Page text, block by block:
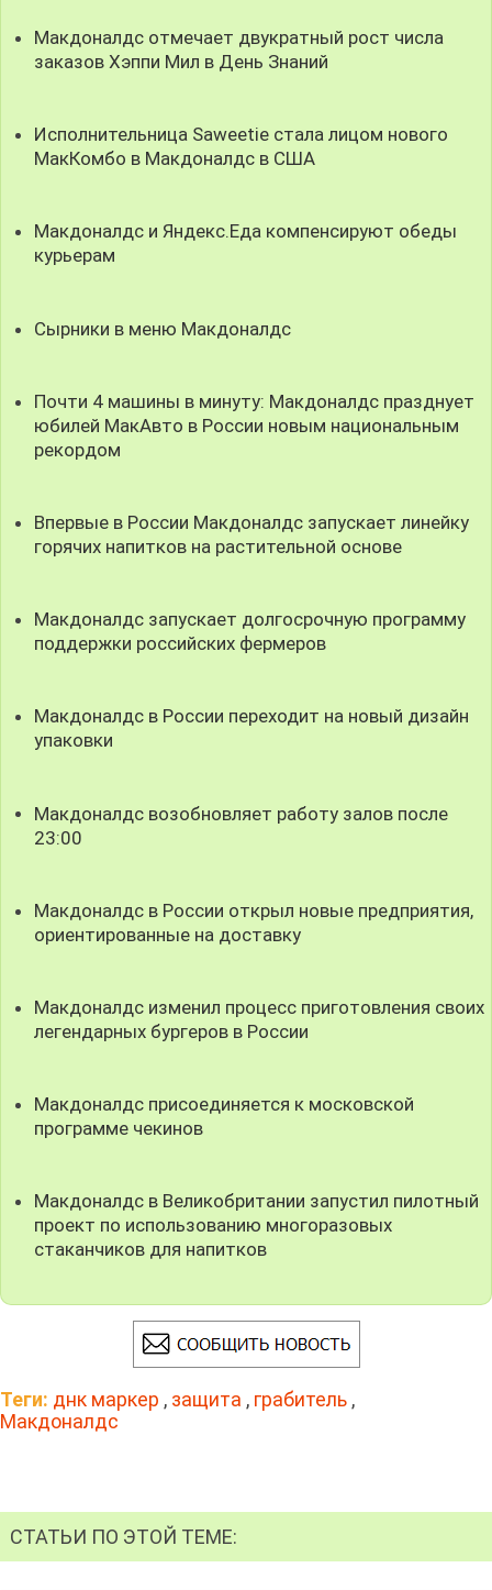
Макдоналдс отмечает двукратный рост числа
заказов Хэппи Мил в День Знаний
Исполнительница Saweetie стала лицом нового
МакКомбо в Макдоналдс в США
Макдоналдс и Яндекс.Еда компенсируют обеды
курьерам
Сырники в меню Макдоналдс
Почти 4 машины в минуту: Макдоналдс празднует
юбилей МакАвто в России новым национальным
рекордом
Впервые в России Макдоналдс запускает линейку
горячих напитков на растительной основе
Макдоналдс запускает долгосрочную программу
поддержки российских фермеров
Макдоналдс в России переходит на новый дизайн
упаковки
Макдоналдс возобновляет работу залов после
23:00
Макдоналдс в России открыл новые предприятия,
ориентированные на доставку
Макдоналдс изменил процесс приготовления своих
легендарных бургеров в России
Макдоналдс присоединяется к московской
программе чекинов
Макдоналдс в Великобритании запустил пилотный
проект по использованию многоразовых
стаканчиков для напитков
Теги: днк маркер , защита , грабитель ,
Макдоналдс
СТАТЬИ ПО ЭТОЙ ТЕМЕ: